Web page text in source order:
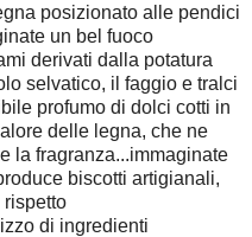
posizionato alle pendici
un bel fuoco
derivati dalla potatura
selvatico, il faggio e tralci
profumo di dolci cotti in
delle legna, che ne
la fragranza...immaginate
biscotti artigianali,
di ingredienti